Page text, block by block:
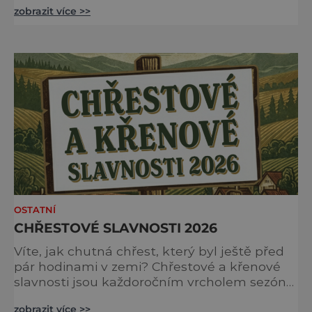
vojensko-historických skupin a Národní
proběhne v sobotu 16. května v Brandýs nad
Labem-Staré Boleslavi. Akci již tradičně
zahájíme přivítáním historick
zobrazit více >>
OSTATNÍ
CHŘESTOVÉ SLAVNOSTI 2026
Víte, jak chutná chřest, který byl ještě před
pár hodinami v zemi? Chřestové a křenové
slavnosti jsou každoročním vrcholem sezóny,
zobrazit více >>